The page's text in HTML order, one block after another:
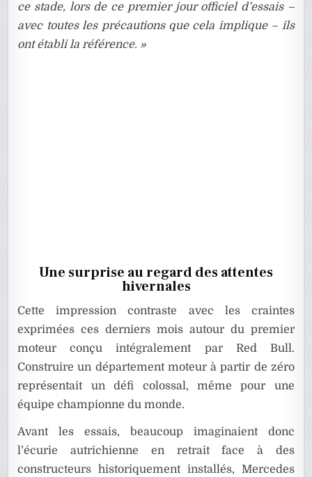
ce stade, lors de ce premier jour officiel d’essais –
avec toutes les précautions que cela implique – ils
ont établi la référence. »
Une surprise au regard des attentes
hivernales
Cette impression contraste avec les craintes
exprimées ces derniers mois autour du premier
moteur conçu intégralement par Red Bull.
Construire un département moteur à partir de zéro
représentait un défi colossal, même pour une
équipe championne du monde.
Avant les essais, beaucoup imaginaient donc
l’écurie autrichienne en retrait face à des
constructeurs historiquement installés, Mercedes